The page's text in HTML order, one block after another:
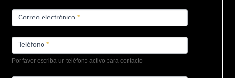
Correo electrónico *
Teléfono *
Por favor escriba un teléfono activo para contacto